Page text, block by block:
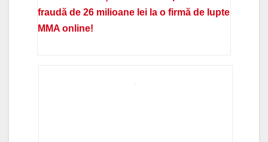
fraudă de 26 milioane lei la o firmă de lupte
MMA online!